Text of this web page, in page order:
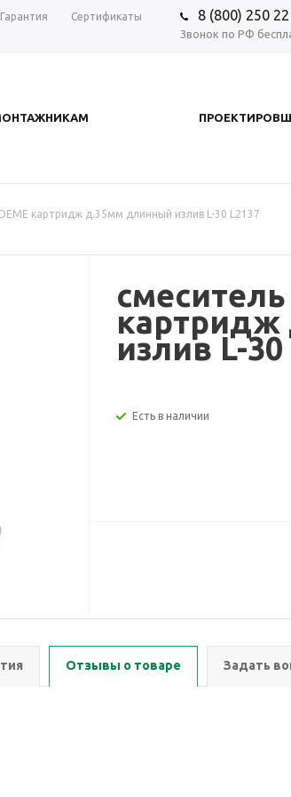
Гарантия Сертификаты 8 (800) 250
Звонок по РФ
картридж д.35мм длинный излив L-30 L2137
излив L-30
Есть в наличии
Отзывы о товаре Задать